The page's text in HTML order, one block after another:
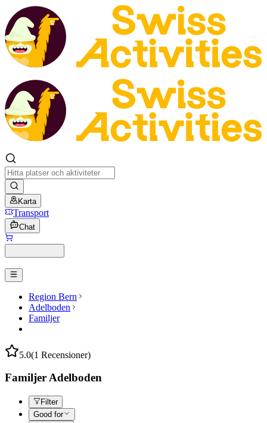
Karta
Transport
Chat
Region Bern
Adelboden
Familjer
5.0(1 Recensioner)
Familjer Adelboden
Filter
Good for